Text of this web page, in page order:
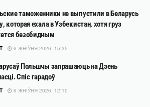
таможенники не выпустили в Беларусь
которая ехала в Узбекистан, хотя груз
безобидным
6 ЖНІЎНЯ 2026, 15:35
Польшчы запрашаюць на Дзень
Спіс гарадоў
6 ЖНІЎНЯ 2026, 12:10